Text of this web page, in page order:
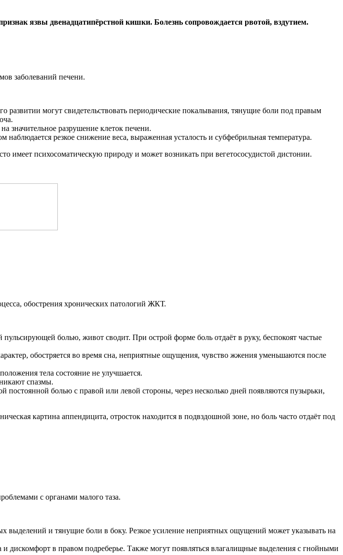
язвы двенадцатипёрстной кишки. Болезнь сопровождается рвотой, вздутием.
заболеваний печени.
развитии могут свидетельствовать периодические покалывания, тянущие боли под правым
значительное разрушение клеток печени.
резкое снижение веса, выраженная усталость и субфебрильная температура.
имеет психосоматическую природу и может возникать при вегетососудистой дистонии.
обострения хронических патологий ЖКТ.
болью, живот сводит. При острой форме боль отдаёт в руку, беспокоят частые
обостряется во время сна, неприятные ощущения, чувство жжения уменьшаются после
тела состояние не улучшается.
спазмы.
болью с правой или левой стороны, через несколько дней появляются пузырьки,
картина аппендицита, отросток находится в подвздошной зоне, но боль часто отдаёт под
с органами малого таза.
выделений и тянущие боли в боку. Резкое усиление неприятных ощущений может указывать на
дискомфорт в правом подреберье. Также могут появляться влагалищные выделения с гнойными